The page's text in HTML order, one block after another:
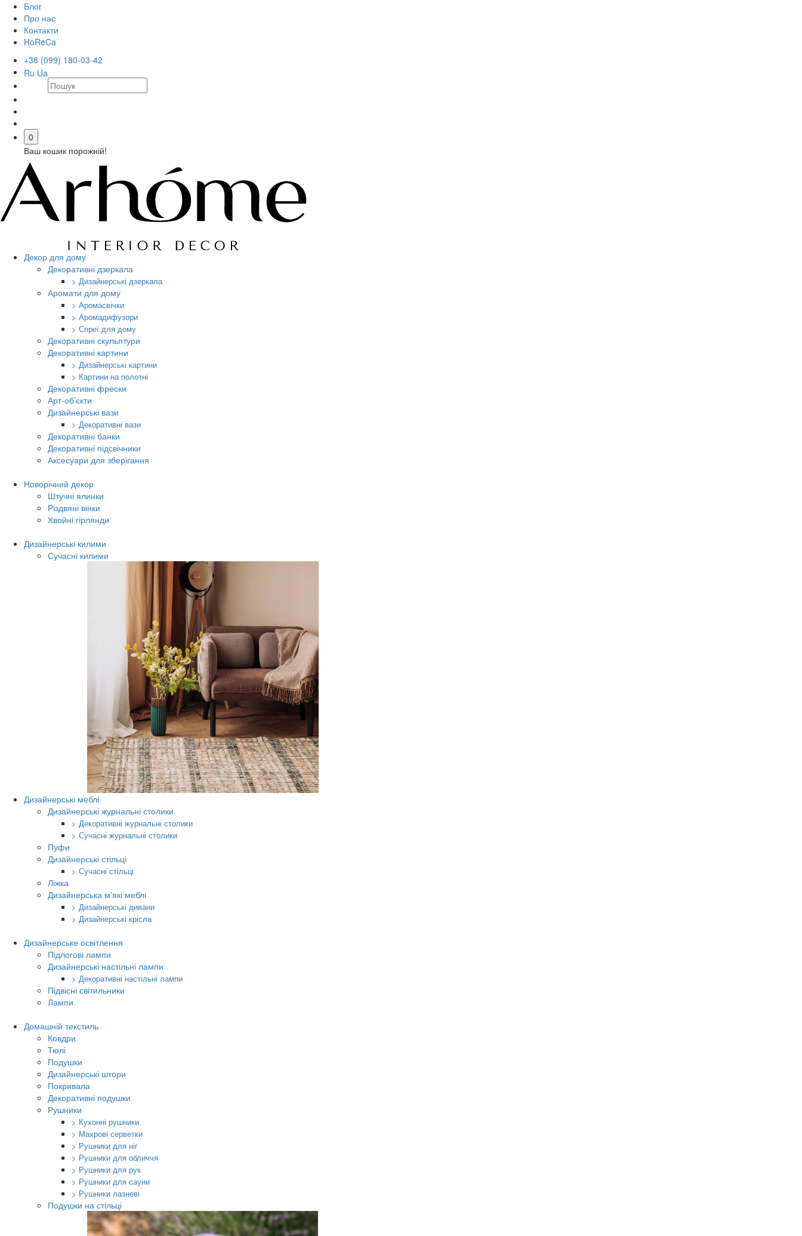
Блог
Про нас
Контакти
HoReCa
+38 (099) 180-03-42
Ru Ua
0
Ваш кошик порожній!
Декор для дому
Декоративні дзеркала
> Дизайнерські дзеркала
Аромати для дому
> Аромасвічки
> Аромадифузори
> Спреї для дому
Декоративні скульптури
Декоративні картини
> Дизайнерські картини
> Картини на полотні
Декоративні фрески
Арт-об’єкти
Дизайнерські вази
> Декоративні вази
Декоративні банки
Декоративні підсвічники
Аксесуари для зберігання
Новорічний декор
Штучні ялинки
Різдвяні вінки
Хвойні гірлянди
Дизайнерські килими
Сучасні килими
Дизайнерські меблі
Дизайнерські журнальні столики
> Декоративні журнальні столики
> Сучасні журнальні столики
Пуфи
Дизайнерські стільці
> Сучасні стільці
Ліжка
Дизайнерська м'які меблі
> Дизайнерські дивани
> Дизайнерські крісла
Дизайнерське освітлення
Підлогові лампи
Дизайнерські настільні лампи
> Декоративні настільні лампи
Підвісні світильники
Лампи
Домашній текстиль
Ковдри
Тюлі
Подушки
Дизайнерські штори
Покривала
Декоративні подушки
Рушники
> Кухонні рушники
> Махрові серветки
> Рушники для ніг
> Рушники для обличчя
> Рушники для рук
> Рушники для сауни
> Рушники лазневі
Подушки на стільці